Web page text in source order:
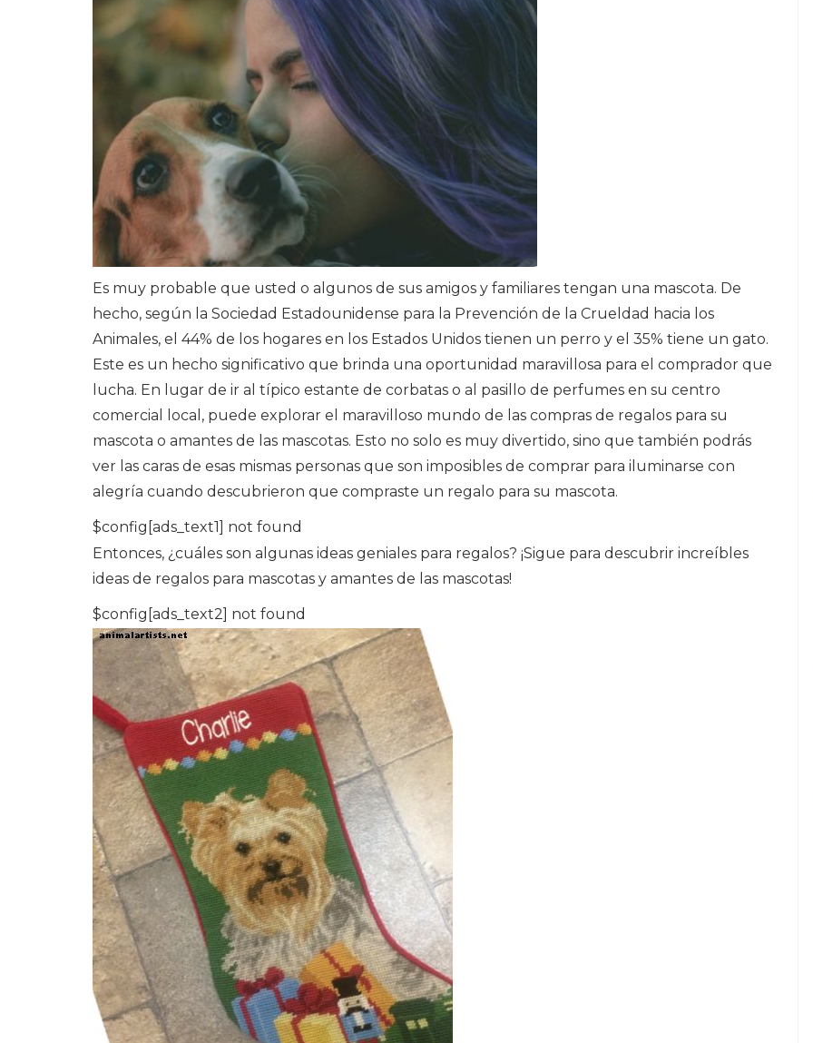
Es muy probable que usted o algunos de sus amigos y familiares tengan una mascota. De
hecho, según la Sociedad Estadounidense para la Prevención de la Crueldad hacia los
Animales, el 44% de los hogares en los Estados Unidos tienen un perro y el 35% tiene un gato.
Este es un hecho significativo que brinda una oportunidad maravillosa para el comprador que
lucha. En lugar de ir al típico estante de corbatas o al pasillo de perfumes en su centro
comercial local, puede explorar el maravilloso mundo de las compras de regalos para su
mascota o amantes de las mascotas. Esto no solo es muy divertido, sino que también podrás
ver las caras de esas mismas personas que son imposibles de comprar para iluminarse con
alegría cuando descubrieron que compraste un regalo para su mascota.
$config[ads_text1] not found
Entonces, ¿cuáles son algunas ideas geniales para regalos? ¡Sigue para descubrir increíbles
ideas de regalos para mascotas y amantes de las mascotas!
$config[ads_text2] not found
un guppy?
6,2026